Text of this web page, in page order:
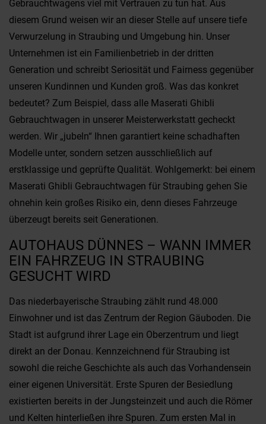
Gebrauchtwagens viel mit Vertrauen zu tun hat. Aus
diesem Grund weisen wir an dieser Stelle auf unsere tiefe
Verwurzelung in Straubing und Umgebung hin. Unser
Unternehmen ist ein Familienbetrieb in der dritten
Generation und schreibt Seriosität und Fairness gegenüber
unseren Kundinnen und Kunden groß. Was das konkret
bedeutet? Zum Beispiel, dass alle Maserati Ghibli
Gebrauchtwagen in unserer Meisterwerkstatt gecheckt
werden. Wir „jubeln“ Ihnen garantiert keine schadhaften
Modelle unter, sondern setzen ausschließlich auf
erstklassige und geprüfte Qualität. Wohlgemerkt: bei einem
Maserati Ghibli Gebrauchtwagen für Straubing gehen Sie
ohnehin kein großes Risiko ein, denn dieses Fahrzeuge
überzeugt bereits seit Generationen.
AUTOHAUS DÜNNES – WANN IMMER
EIN FAHRZEUG IN STRAUBING
GESUCHT WIRD
Das niederbayerische Straubing zählt rund 48.000
Einwohner und ist das Zentrum der Region Gäuboden. Die
Stadt ist aufgrund ihrer Lage ein Oberzentrum und liegt
direkt an der Donau. Kennzeichnend für Straubing ist
sowohl die reiche Geschichte als auch das Vorhandensein
einer eigenen Universität. Erste Spuren der Besiedlung
existierten bereits in der Jungsteinzeit und auch die Römer
und Kelten hinterließen ihre Spuren. Zum ersten Mal in